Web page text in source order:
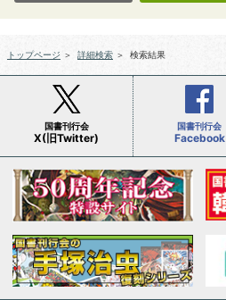
トップページ ＞ 詳細検索 ＞ 検索結果
国書刊行会
X(旧Twitter)
国書刊行会
Facebook